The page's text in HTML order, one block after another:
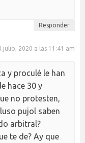
Responder
julio, 2020 a las 11:41 am
y proculé le han
hace 30 y
no protesten,
pujol saben
arbitral?
te de? Ay que